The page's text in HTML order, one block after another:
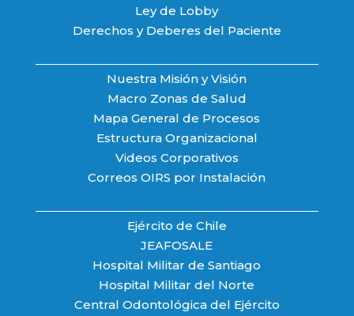
Ley de Lobby
Derechos y Deberes del Paciente
Nuestra Misión y Visión
Macro Zonas de Salud
Mapa General de Procesos
Estructura Organizacional
Videos Corporativos
Correos OIRS por Instalación
Ejército de Chile
JEAFOSALE
Hospital Militar de Santiago
Hospital Militar del Norte
Central Odontológica del Ejército